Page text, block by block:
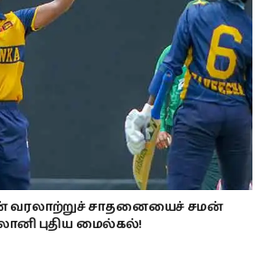
வரலாற்றுச் சாதனையைச் சமன்
புதிய மைல்கல்!